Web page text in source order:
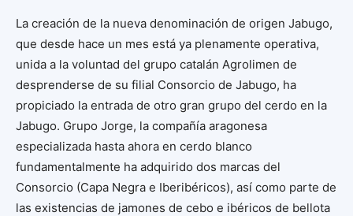
La creación de la nueva denominación de origen Jabugo,
que desde hace un mes está ya plenamente operativa,
unida a la voluntad del grupo catalán Agrolimen de
desprenderse de su filial Consorcio de Jabugo, ha
propiciado la entrada de otro gran grupo del cerdo en la
Jabugo. Grupo Jorge, la compañía aragonesa
especializada hasta ahora en cerdo blanco
fundamentalmente ha adquirido dos marcas del
Consorcio (Capa Negra e Iberibéricos), así como parte de
las existencias de jamones de cebo e ibéricos de bellota